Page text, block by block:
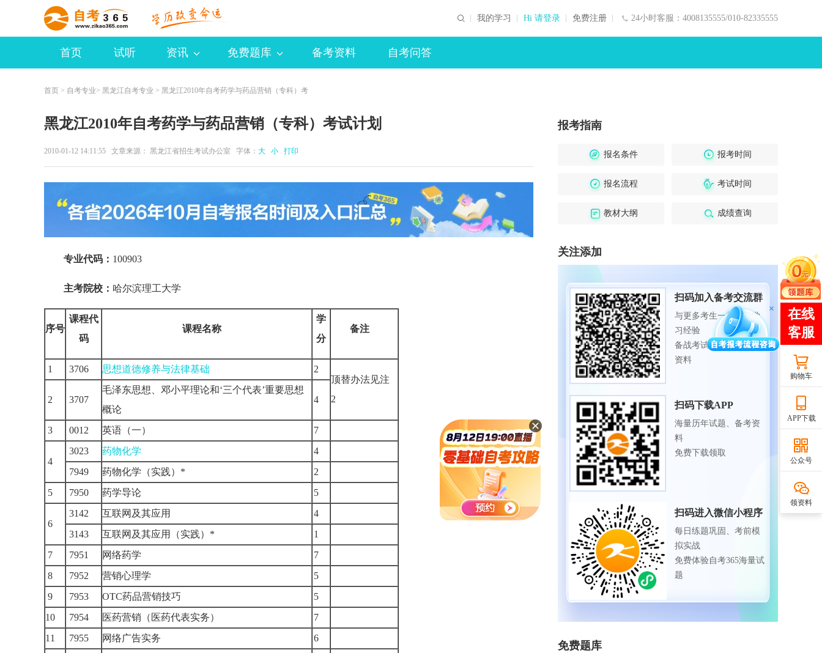
24小时客服：4008135555/010-82335555
我的学习 Hi 请登录 免费注册
首页 试听 资讯 免费题库 备考资料 自考问答
首页 > 自考专业> 黑龙江自考专业 > 黑龙江2010年自考药学与药品营销（专科）考
黑龙江2010年自考药学与药品营销（专科）考试计划
2010-01-12 14:11:55 文章来源： 黑龙江省招生考试办公室 字体： 大 小 打印
专业代码： 100903
主考院校： 哈尔滨理工大学
序号
课程代
码
课程名称
学
分
备注
1 3706 思想道德修养与法律基础
2
顶替办法见注
2
2 3707
毛泽东思想、邓小平理论和‘三个代表’重要思想
概论
4
3 0012 英语（一） 7
4
3023 药物化学
4
7949
药物化学（实践）*
2
5
7950 药学导论 5
6
3142 互联网及其应用
4
3143
互联网及其应用（实践）*
1
7
7951 网络药学
7
8
7952 营销心理学
5
9
7953 OTC药品营销技巧
5
10
7954 医药营销（医药代表实务）
7
11
7955 网络广告实务
6
报考指南
报名条件 报考时间
报名流程 考试时间
教材大纲 成绩查询
关注添加
扫码加入备考交流群
与更多考生一起交流学
习经验
备战考试，获取试题及
资料
扫码下载APP
海量历年试题、备考资
料
免费下载领取
扫码进入微信小程序
每日练题巩固、考前模
拟实战
免费体验自考365海量试
题
免费题库
购物车
APP下载
公众号
领资料